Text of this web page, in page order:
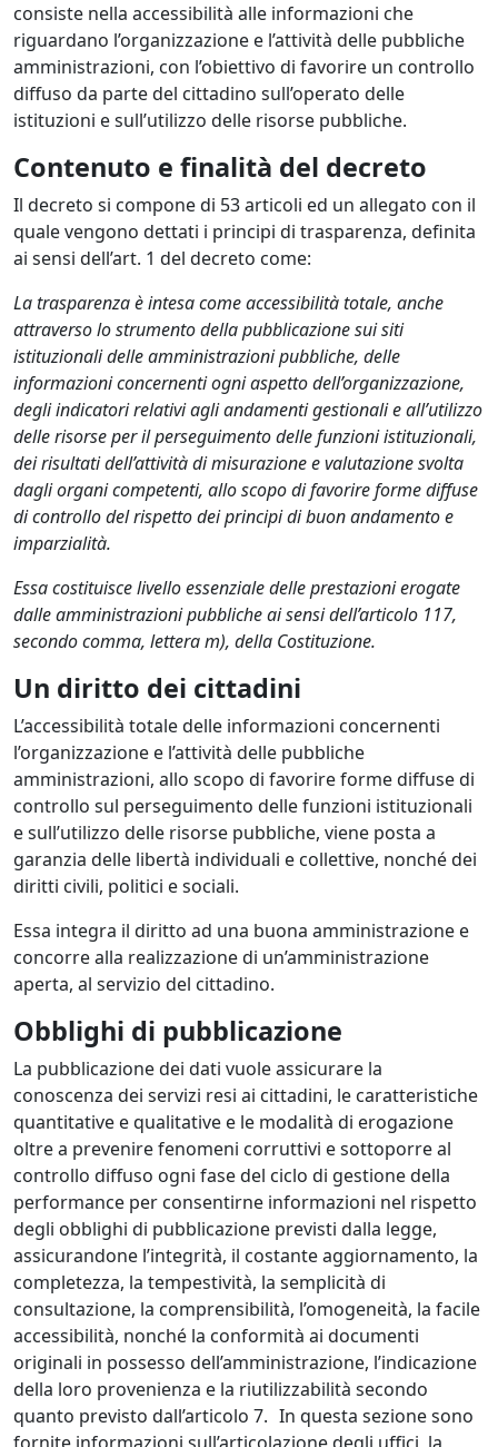
consiste nella accessibilità alle informazioni che
riguardano l’organizzazione e l’attività delle pubbliche
amministrazioni, con l’obiettivo di favorire un controllo
diffuso da parte del cittadino sull’operato delle
istituzioni e sull’utilizzo delle risorse pubbliche.
Contenuto e finalità del decreto
Il decreto si compone di 53 articoli ed un allegato con il
quale vengono dettati i principi di trasparenza, definita
ai sensi dell’art. 1 del decreto come:
La trasparenza è intesa come accessibilità totale, anche
attraverso lo strumento della pubblicazione sui siti
istituzionali delle amministrazioni pubbliche, delle
informazioni concernenti ogni aspetto dell’organizzazione,
degli indicatori relativi agli andamenti gestionali e all’utilizzo
delle risorse per il perseguimento delle funzioni istituzionali,
dei risultati dell’attività di misurazione e valutazione svolta
dagli organi competenti, allo scopo di favorire forme diffuse
di controllo del rispetto dei principi di buon andamento e
imparzialità.
Essa costituisce livello essenziale delle prestazioni erogate
dalle amministrazioni pubbliche ai sensi dell’articolo 117,
secondo comma, lettera m), della Costituzione.
Un diritto dei cittadini
L’accessibilità totale delle informazioni concernenti
l’organizzazione e l’attività delle pubbliche
amministrazioni, allo scopo di favorire forme diffuse di
controllo sul perseguimento delle funzioni istituzionali
e sull’utilizzo delle risorse pubbliche, viene posta a
garanzia delle libertà individuali e collettive, nonché dei
diritti civili, politici e sociali.
Essa integra il diritto ad una buona amministrazione e
concorre alla realizzazione di un’amministrazione
aperta, al servizio del cittadino.
Obblighi di pubblicazione
La pubblicazione dei dati vuole assicurare la
conoscenza dei servizi resi ai cittadini, le caratteristiche
quantitative e qualitative e le modalità di erogazione
oltre a prevenire fenomeni corruttivi e sottoporre al
controllo diffuso ogni fase del ciclo di gestione della
performance per consentirne informazioni nel rispetto
degli obblighi di pubblicazione previsti dalla legge,
assicurandone l’integrità, il costante aggiornamento, la
completezza, la tempestività, la semplicità di
consultazione, la comprensibilità, l’omogeneità, la facile
accessibilità, nonché la conformità ai documenti
originali in possesso dell’amministrazione, l’indicazione
della loro provenienza e la riutilizzabilità secondo
quanto previsto dall’articolo 7. In questa sezione sono